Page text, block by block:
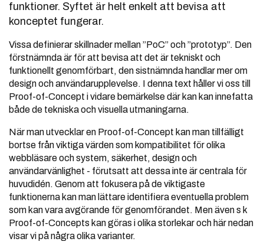
funktioner. Syftet är helt enkelt att bevisa att
konceptet fungerar.
Vissa definierar skillnader mellan ”PoC” och ”prototyp”. Den
förstnämnda är för att bevisa att det är tekniskt och
funktionellt genomförbart, den sistnämnda handlar mer om
design och användarupplevelse. I denna text håller vi oss till
Proof-of-Concept i vidare bemärkelse där kan kan innefatta
både de tekniska och visuella utmaningarna.
När man utvecklar en Proof-of-Concept kan man tillfälligt
bortse från viktiga värden som kompatibilitet för olika
webbläsare och system, säkerhet, design och
användarvänlighet - förutsatt att dessa inte är centrala för
huvudidén. Genom att fokusera på de viktigaste
funktionerna kan man lättare identifiera eventuella problem
som kan vara avgörande för genomförandet. Men även s k
Proof-of-Concepts kan göras i olika storlekar och här nedan
visar vi på några olika varianter.